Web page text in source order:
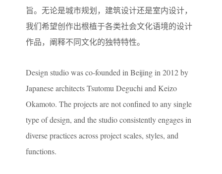
旨。无论是城市规划，建筑设计还是室内设计，
我们希望创作出根植于各类社会文化语境的设计
作品，阐释不同文化的独特特性。
Design studio was co-founded in Beijing in 2012 by
Japanese architects Tsutomu Deguchi and Keizo
Okamoto. The projects are not confined to any single
type of design, and the studio consistently engages in
diverse practices across project scales, styles, and
functions.